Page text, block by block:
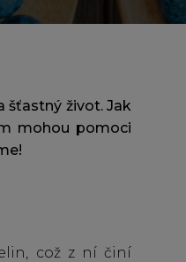
šťastný život. Jak
mohou pomoci
což z ní činí